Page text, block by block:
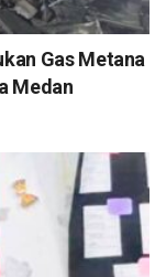
Gas Metana
Medan